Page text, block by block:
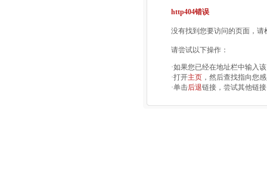
http404错误
没有找到您要访问的页面，请
请尝试以下操作：
·如果您已经在地址栏中输入
·打开主页 ，然后查找指向您
·单击后退链接，尝试其他链